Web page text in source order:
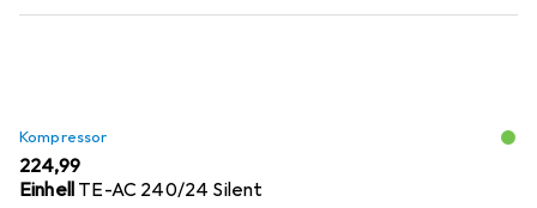
Kompressor
EUR
224,99
Einhell TE-AC 240/24 Silent